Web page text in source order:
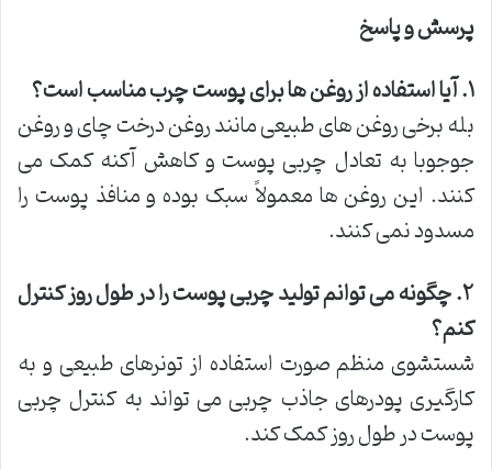
پرسش و پاسخ
۱.آیا استفاده از روغن ها برای پوست چرب مناسب است؟
بله برخی روغن های طبیعی مانند روغن درخت چای و روغن
جوجوبا به تعادل چربی پوست و کاهش آکنه کمک می
کنند. این روغن ها معمولاً سبک بوده و منافذ پوست را
مسدود نمی کنند.
۲.چگونه می توانم تولید چربی پوست را در طول روز کنترل
کنم؟
شستشوی منظم صورت استفاده از تونرهای طبیعی و به
کارگیری پودرهای جاذب چربی می تواند به کنترل چربی
پوست در طول روز کمک کند.